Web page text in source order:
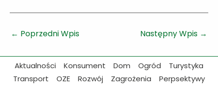
← Poprzedni Wpis Następny Wpis →
Aktualności Konsument Dom Ogród
Turystyka
Transport
OZE Rozwój Zagrożenia
Perpsektywy